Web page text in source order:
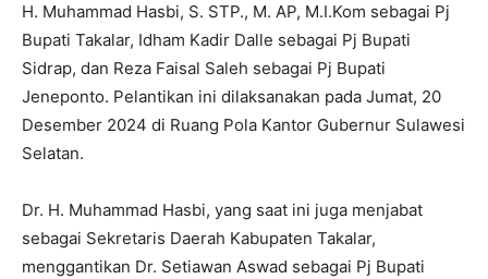
H. Muhammad Hasbi, S. STP., M. AP, M.I.Kom sebagai Pj
Bupati Takalar, Idham Kadir Dalle sebagai Pj Bupati
Sidrap, dan Reza Faisal Saleh sebagai Pj Bupati
Jeneponto. Pelantikan ini dilaksanakan pada Jumat, 20
Desember 2024 di Ruang Pola Kantor Gubernur Sulawesi
Selatan.
Dr. H. Muhammad Hasbi, yang saat ini juga menjabat
sebagai Sekretaris Daerah Kabupaten Takalar,
menggantikan Dr. Setiawan Aswad sebagai Pj Bupati